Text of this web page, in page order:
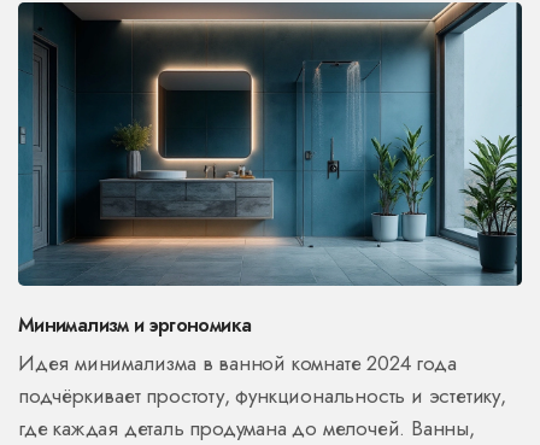
Минимализм и эргономика
Идея минимализма в ванной комнате 2024 года
подчёркивает простоту, функциональность и эстетику,
где каждая деталь продумана до мелочей. Ванны,